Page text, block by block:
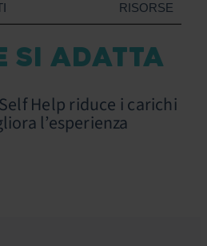
RISORSE
SI ADATTA
Help riduce i carichi
l’esperienza